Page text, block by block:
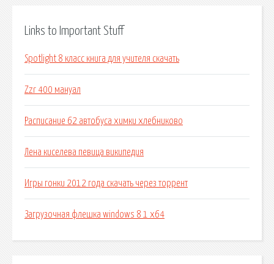
Links to Important Stuff
Spotlight 8 класс книга для учителя скачать
Zzr 400 мануал
Расписание 62 автобуса химки хлебниково
Лена киселева певица википедия
Игры гонки 2012 года скачать через торрент
Загрузочная флешка windows 8 1 x64